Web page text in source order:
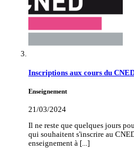
Inscriptions aux cours du
Enseignement
21/03/2024
Il ne reste que quelques jours
qui souhaitent s'inscrire au
enseignement à [...]